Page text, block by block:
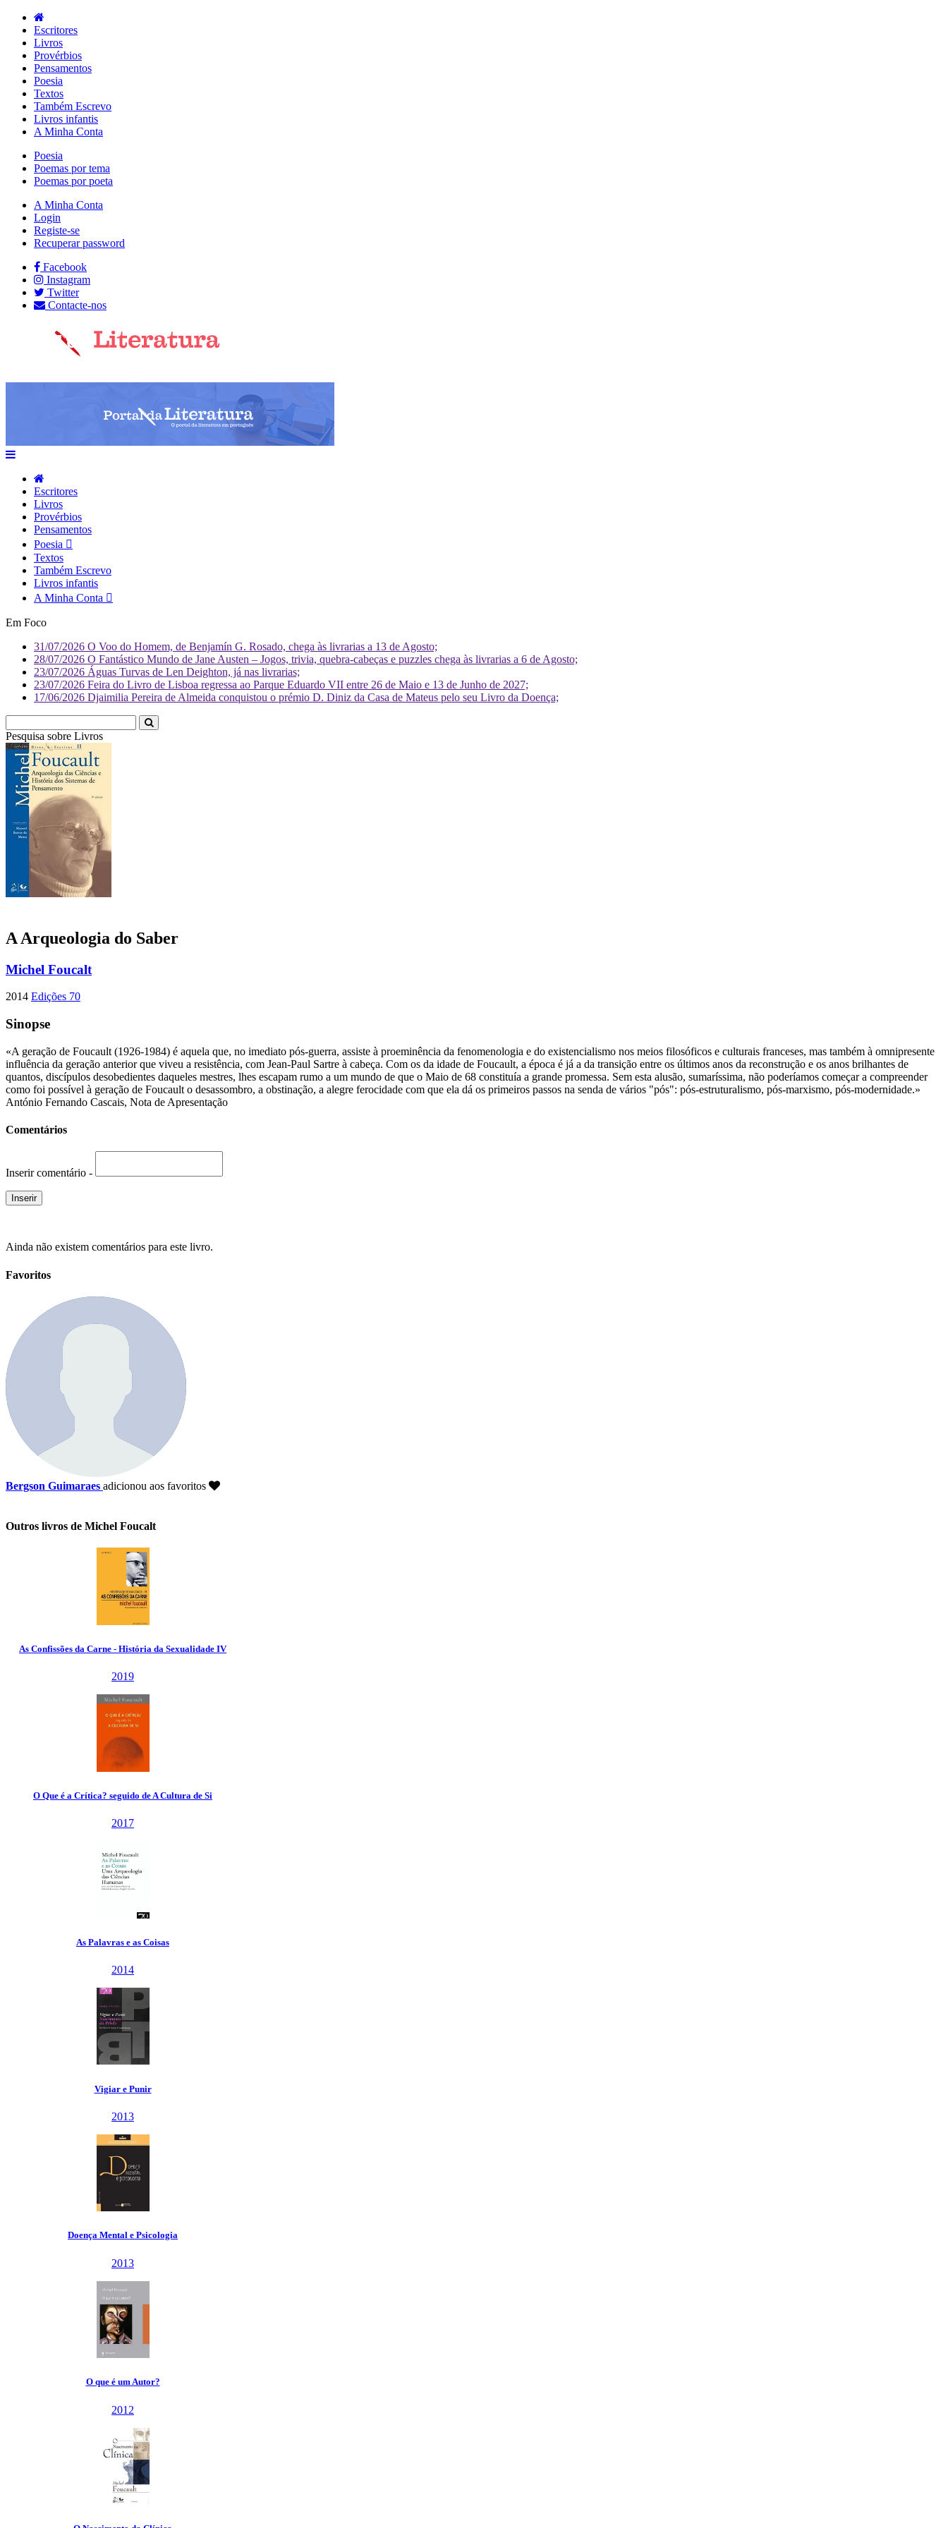
Escritores
Livros
Provérbios
Pensamentos
Poesia
Textos
Também Escrevo
Livros infantis
A Minha Conta
Poesia
Poemas por tema
Poemas por poeta
A Minha Conta
Login
Registe-se
Recuperar password
Facebook
Instagram
Twitter
Contacte-nos
Escritores
Livros
Provérbios
Pensamentos
Poesia
Textos
Também Escrevo
Livros infantis
A Minha Conta
Em Foco
31/07/2026 O Voo do Homem, de Benjamín G. Rosado, chega às livrarias a 13 de Agosto;
28/07/2026 O Fantástico Mundo de Jane Austen – Jogos, trivia, quebra-cabeças e puzzles chega às livrarias a 6 de Agosto;
23/07/2026 Águas Turvas de Len Deighton, já nas livrarias;
23/07/2026 Feira do Livro de Lisboa regressa ao Parque Eduardo VII entre 26 de Maio e 13 de Junho de 2027;
17/06/2026 Djaimilia Pereira de Almeida conquistou o prémio D. Diniz da Casa de Mateus pelo seu Livro da Doença;
Pesquisa sobre Livr
A Arqueologia do Saber
Michel Foucalt
2014 Edições 70
Sinopse
«A geração de Foucault (1926-1984) é aquela que, no imediato pós-guerra, assiste à proeminência da fenomenologia e do existencialismo nos meios filosóficos e culturais franceses, mas também à omnipresente
influência da geração anterior que viveu a resistência, com Jean-Paul Sartre à cabeça. Com os da idade de Foucault, a época é já a da transição entre os últimos anos da reconstrução e os anos brilhantes de
quantos, discípulos desobedientes daqueles mestres, lhes escapam rumo a um mundo de que o Maio de 68 constituía a grande promessa. Sem esta alusão, sumaríssima, não poderíamos começar a compreender
como foi possível à geração de Foucault o desassombro, a obstinação, a alegre ferocidade com que ela dá os primeiros passos na senda de vários "pós": pós-estruturalismo, pós-marxismo, pós-modernidade.»
António Fernando Cascais, Nota de Apresentação
Comentários
Inserir comentário -
Ainda não existem comentários para este livro.
Favoritos
Bergson Guimaraes adicionou aos favoritos
Outros livros de Michel Foucalt
As Confissões da Carne - História da Sexualidade IV
2019
O Que é a Crítica? seguido de A Cultura de Si
2017
As Palavras e as Coisas
2014
Vigiar e Punir
2013
Doença Mental e Psicologia
2013
O que é um Autor?
2012